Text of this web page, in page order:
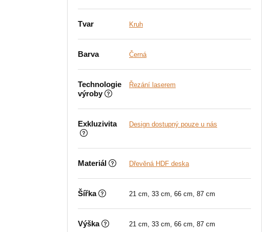
Tvar Kruh
Barva Černá
Technologie
výroby
Řezání laserem
Exkluzivita Design dostupný pouze u nás
Materiál Dřevěná HDF deska
Šířka 21 cm, 33 cm, 66 cm, 87 cm
Výška 21 cm, 33 cm, 66 cm, 87 cm